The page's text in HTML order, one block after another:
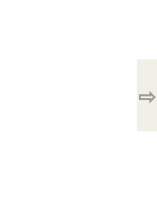
⇨